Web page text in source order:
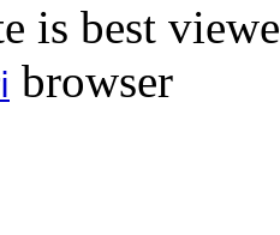
is best
browser